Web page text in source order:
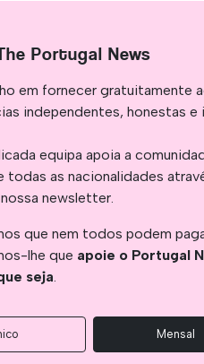
Portugal News
em fornecer gratuitamente
independentes, honestas
equipa apoia a
todas as nacionalidades
newsletter.
que nem todos podem
lhe que apoie o Portugal
seja.
Mensal